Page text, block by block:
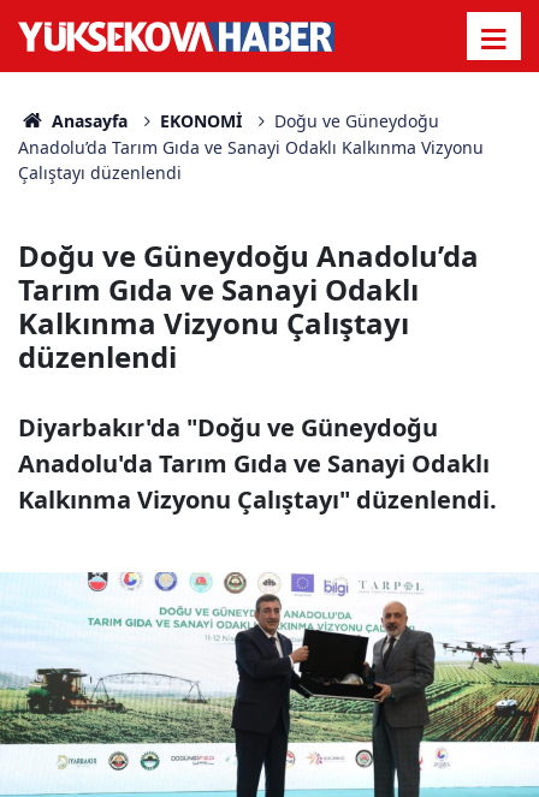
Anasayfa EKONOMİ
Doğu ve Güneydoğu
Anadolu’da Tarım Gıda ve Sanayi Odaklı Kalkınma Vizyonu
Çalıştayı düzenlendi
Doğu ve Güneydoğu Anadolu’da
Tarım Gıda ve Sanayi Odaklı
Kalkınma Vizyonu Çalıştayı
düzenlendi
Diyarbakır'da "Doğu ve Güneydoğu
Anadolu'da Tarım Gıda ve Sanayi Odaklı
Kalkınma Vizyonu Çalıştayı" düzenlendi.